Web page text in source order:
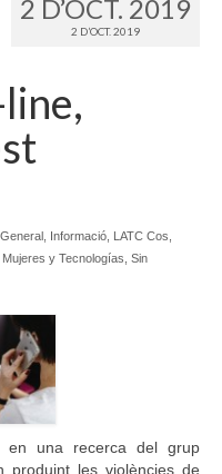
2 D’OCT. 2019
2 D’OCT. 2019
General Informació LATC Cos,
y Tecnologías Sin
en una recerca del grup
produint les violències de